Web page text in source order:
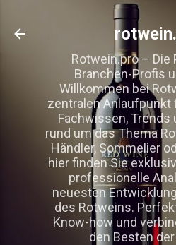
Direkt zum
Rotwein.pro –
Branchen-Profis
Willkommen bei
zentralen
Fachwissen, Trends
rund um das Thema
Händler, Sommelier
hier finden Sie
professionelle
neuesten
des Rotweins.
Know-how und
den Besten